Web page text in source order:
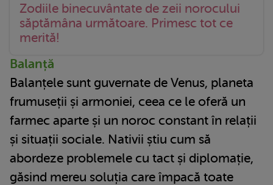
Zodiile binecuvântate de zeii norocului
săptămâna următoare. Primesc tot ce
merită!
Balanță
Balanțele sunt guvernate de Venus, planeta
frumuseții și armoniei, ceea ce le oferă un
farmec aparte și un noroc constant în relații
și situații sociale. Nativii știu cum să
abordeze problemele cu tact și diplomație,
găsind mereu soluția care împacă toate